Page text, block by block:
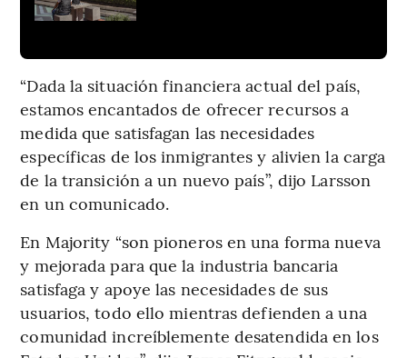
“Dada la situación financiera actual del país,
estamos encantados de ofrecer recursos a
medida que satisfagan las necesidades
específicas de los inmigrantes y alivien la carga
de la transición a un nuevo país”, dijo Larsson
en un comunicado.
En Majority “son pioneros en una forma nueva
y mejorada para que la industria bancaria
satisfaga y apoye las necesidades de sus
usuarios, todo ello mientras defienden a una
comunidad increíblemente desatendida en los